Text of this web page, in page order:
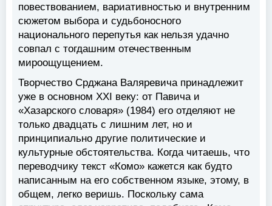
повествованием, вариативностью и внутренним
сюжетом выбора и судьбоносного
национального перепутья как нельзя удачно
совпал с тогдашним отечественным
мироощущением.
Творчество Срджана Валяревича принадлежит
уже в основном XXI веку: от Павича и
«Хазарского словаря» (1984) его отделяют не
только двадцать с лишним лет, но и
принципиально другие политические и
культурные обстоятельства. Когда читаешь, что
переводчику текст «Комо» кажется как будто
написанным на его собственном языке, этому, в
общем, легко веришь. Поскольку сама